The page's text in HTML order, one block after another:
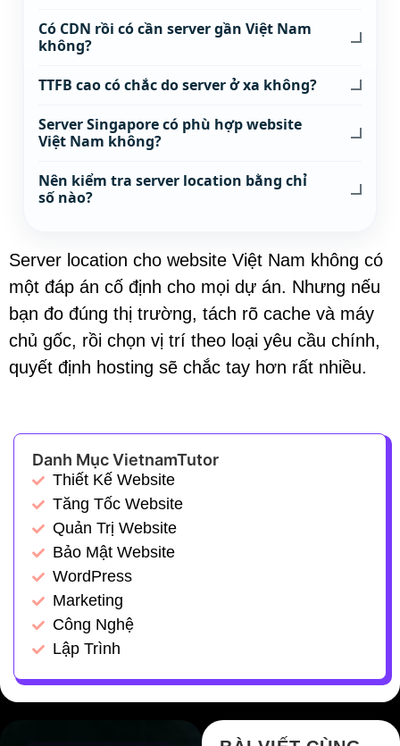
Có CDN rồi có cần server gần Việt Nam
không?
TTFB cao có chắc do server ở xa không?
Server Singapore có phù hợp website
Việt Nam không?
Nên kiểm tra server location bằng chỉ
số nào?
Server location cho website Việt Nam không có
một đáp án cố định cho mọi dự án. Nhưng nếu
bạn đo đúng thị trường, tách rõ cache và máy
chủ gốc, rồi chọn vị trí theo loại yêu cầu chính,
quyết định hosting sẽ chắc tay hơn rất nhiều.
Danh Mục VietnamTutor
Thiết Kế Website
Tăng Tốc Website
Quản Trị Website
Bảo Mật Website
WordPress
Marketing
Công Nghệ
Lập Trình